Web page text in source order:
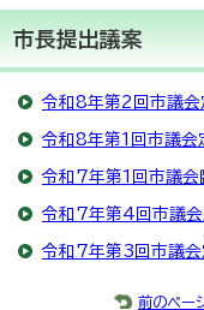
市長提出議案
令和8年第2回市議
令和8年第1回市議
令和7年第1回市議
令和7年第4回市議
令和7年第3回市議
前のペー